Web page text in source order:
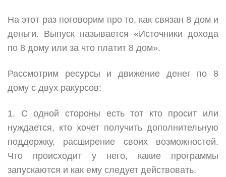
На этот раз поговорим про то, как связан 8 дом и
деньги. Выпуск называется «Источники дохода
по 8 дому или за что платит 8 дом».
Рассмотрим ресурсы и движение денег по 8
дому с двух ракурсов:
1. С одной стороны есть тот кто просит или
нуждается, кто хочет получить дополнительную
поддержку, расширение своих возможностей.
Что происходит у него, какие программы
запускаются и как ему следует действовать.